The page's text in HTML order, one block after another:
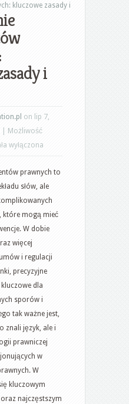
kluczowe zasady i
i
on lip 7,
Możliwość
wyłączona
prawnych to
słów, ale
które mogą mieć
W dobie
więcej
i regulacji
precyzyjne
dla
sporów i
tak ważne jest,
znali język, ale i
prawniczej
w
W
kluczowym
najczęstszym